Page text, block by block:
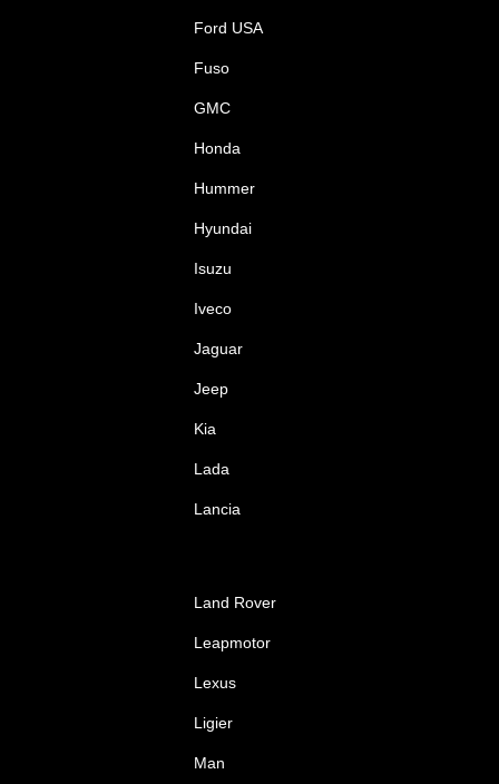
Ford USA
Fuso
GMC
Honda
Hummer
Hyundai
Isuzu
Iveco
Jaguar
Jeep
Kia
Lada
Lancia
Land Rover
Leapmotor
Lexus
Ligier
Man